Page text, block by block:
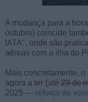
A mudança para a
outubro) coincide
IATA", onde são
aéreas com a ilha do
Mais concretamente,
agora a ter (até 29 de
2025 — reforço de